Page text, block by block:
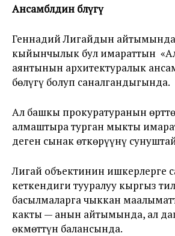
Ансамблдин бөлүгү
Геннадий Лигайдын
кыйынчылык бул имараттын
аянтынын архитектуралык
бөлүгү болуп саналгандыгында.
Ал башкы прокуратуранын
алмаштыра турган мыкты
деген сынак өткөрүүнү
Лигай объектинин ишкерлерге
кеткендиги тууралуу кыргыз
басылмаларга чыккан
какты — анын айтымында, ал
өкмөттүн балансында.